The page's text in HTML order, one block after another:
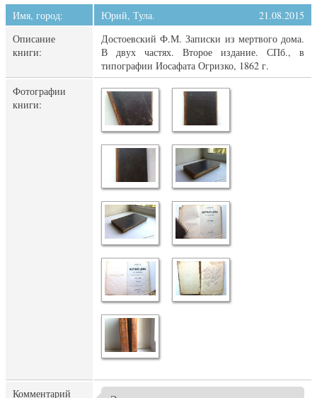
Имя, город: Юрий, Тула.
21.08.2015
Описание
книги:
Достоевский Ф.М. Записки из мертвого дома.
В двух частях. Второе издание. СПб., в
типографии Иосафата Огризко, 1862 г.
Фотографии
книги:
Комментарий